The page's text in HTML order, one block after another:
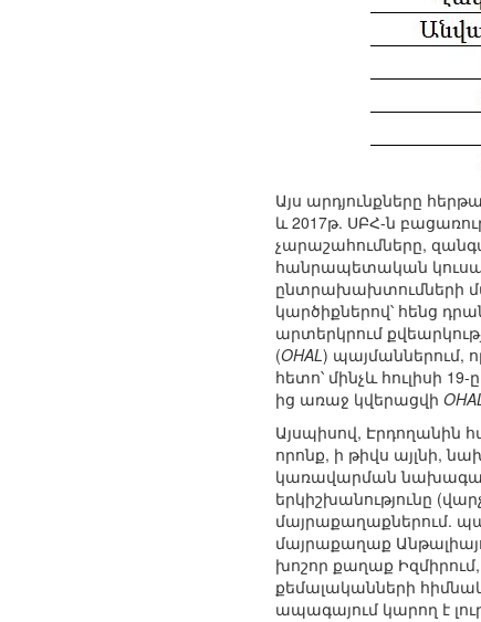
Այս արդյունքները
և 2017թ. ՍԲՀ-ն
չարաշահումները,
հանրապետական
ընտրախախտումների
կարծիքներով՝ հենց
արտերկրում
(OHAL) պայմաններում,
հետո՝ մինչև հուլիսի
ից առաջ կվերացվի
Այսպիսով, Էրդողանին
որոնք, ի թիվս այլնի,
կառավարման
երկիշխանությունը
մայրաքաղաքներում.
մայրաքաղաք
խոշոր քաղաք
քեմալականների
ապագայում կարող է